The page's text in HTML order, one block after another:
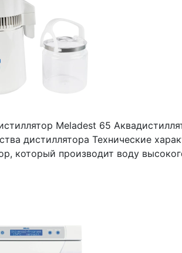
Meladest 65
дистиллятора Технические
который производит воду